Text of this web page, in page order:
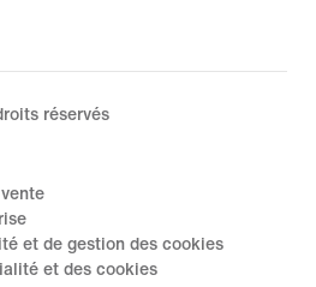
réservés
et de gestion des cookies
et des cookies